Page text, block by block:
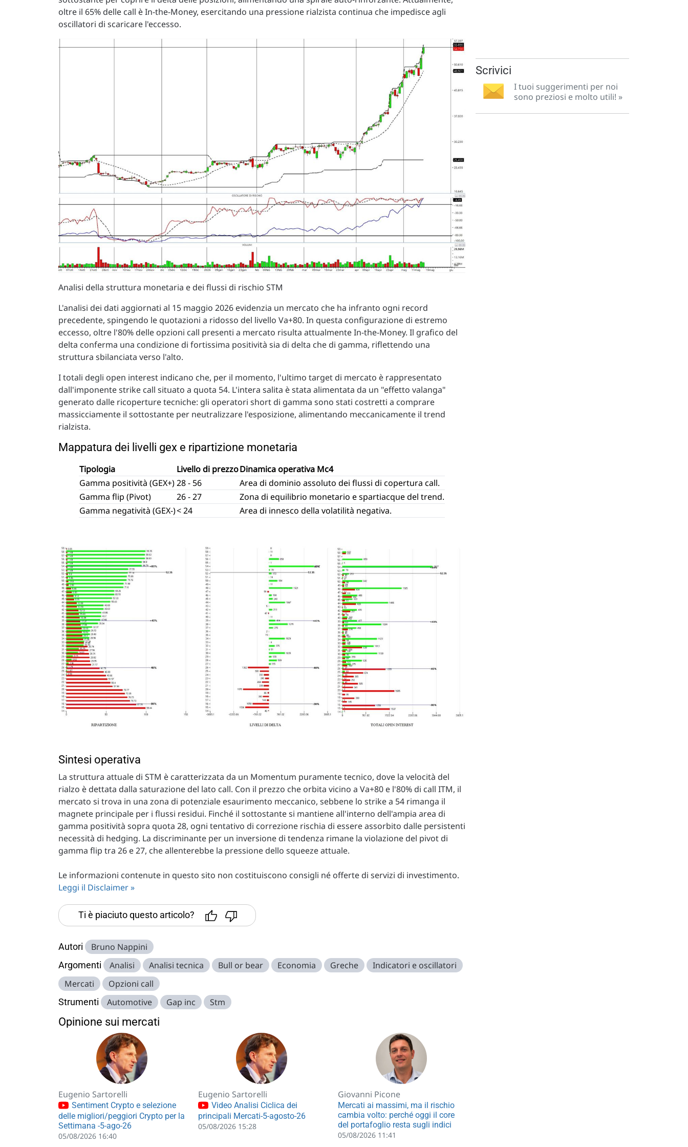
oltre il 65% delle call è In-the-Money, esercitando una pressione rialzista continua che impedisce agli
oscillatori di scaricare l'eccesso.
Analisi della struttura monetaria e dei flussi di rischio STM
L'analisi dei dati aggiornati al 15 maggio 2026 evidenzia un mercato che ha infranto ogni record
precedente, spingendo le quotazioni a ridosso del livello Va+80. In questa configurazione di estremo
eccesso, oltre l'80% delle opzioni call presenti a mercato risulta attualmente In-the-Money. Il grafico del
delta conferma una condizione di fortissima positività sia di delta che di gamma, riflettendo una
struttura sbilanciata verso l'alto.
I totali degli open interest indicano che, per il momento, l'ultimo target di mercato è rappresentato
dall'imponente strike call situato a quota 54. L'intera salita è stata alimentata da un "effetto valanga"
generato dalle ricoperture tecniche: gli operatori short di gamma sono stati costretti a comprare
massicciamente il sottostante per neutralizzare l'esposizione, alimentando meccanicamente il trend
rialzista.
Mappatura dei livelli gex e ripartizione monetaria
Tipologia Livello di prezzoDinamica operativa Mc4
Gamma positività (GEX+)28 - 56
Area di dominio assoluto dei flussi di copertura call.
Gamma flip (Pivot)
26 - 27
Zona di equilibrio monetario e spartiacque del trend.
Gamma negatività (GEX-)< 24 Area di innesco della volatilità negativa.
Sintesi operativa
La struttura attuale di STM è caratterizzata da un Momentum puramente tecnico, dove la velocità del
rialzo è dettata dalla saturazione del lato call. Con il prezzo che orbita vicino a Va+80 e l'80% di call ITM, il
mercato si trova in una zona di potenziale esaurimento meccanico, sebbene lo strike a 54 rimanga il
magnete principale per i flussi residui. Finché il sottostante si mantiene all'interno dell'ampia area di
gamma positività sopra quota 28, ogni tentativo di correzione rischia di essere assorbito dalle persistenti
necessità di hedging. La discriminante per un inversione di tendenza rimane la violazione del pivot di
gamma flip tra 26 e 27, che allenterebbe la pressione dello squeeze attuale.
Le informazioni contenute in questo sito non costituiscono consigli né offerte di servizi di investimento.
Leggi il Disclaimer »
Ti è piaciuto questo articolo?
Autori Bruno Nappini
Argomenti Analisi Analisi tecnica Bull or bear Economia Greche
Indicatori e oscillatori
Mercati
Opzioni call
Strumenti Automotive Gap inc Stm
Opinione sui mercati
Eugenio Sartorelli
Sentiment Crypto e selezione
delle migliori/peggiori Crypto per la
Settimana -5-ago-26
05/08/2026 16:40
Eugenio Sartorelli
Video Analisi Ciclica dei
principali Mercati-5-agosto-26
05/08/2026 15:28
Giovanni Picone
Mercati ai massimi, ma il rischio
cambia volto: perché oggi il core
del portafoglio resta sugli indici
05/08/2026 11:41
Scrivici
I tuoi suggerimenti per noi
sono preziosi e molto utili! »